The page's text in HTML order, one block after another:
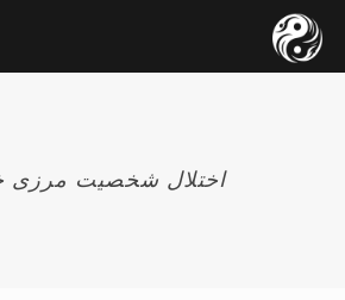
اختلال شخصیت مرزی